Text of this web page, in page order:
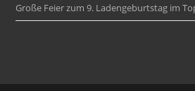
Große Feier zum 9. Ladengeburtstag im